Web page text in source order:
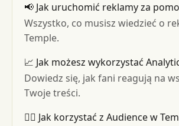
📢 Jak uruchomić reklamy za
Wszystko, co musisz wiedzieć o
Temple.
📈 Jak możesz wykorzystać
Dowiedz się, jak fani reagują na
Twoje treści.
👯‍♂️ Jak korzystać z Audience w